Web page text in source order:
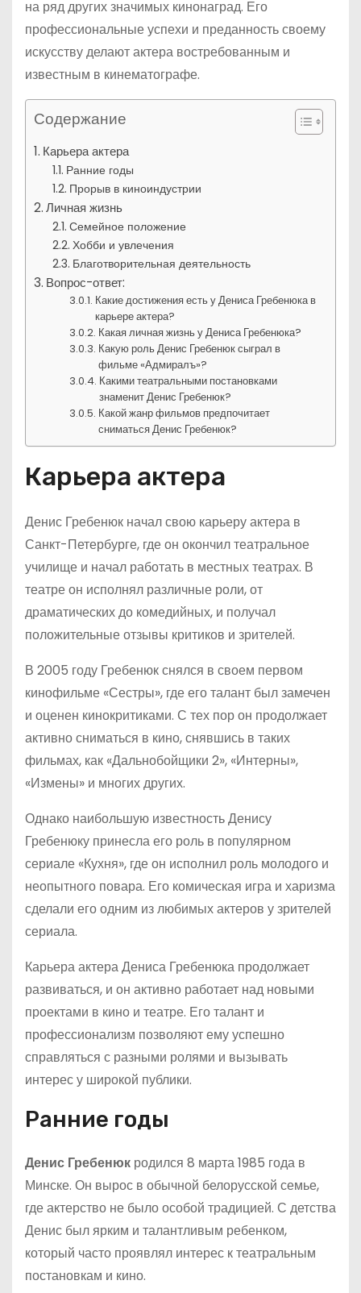
на ряд других значимых кинонаград. Его
профессиональные успехи и преданность своему
искусству делают актера востребованным и
известным в кинематографе.
Содержание
Карьера актера
Ранние годы
Прорыв в киноиндустрии
Личная жизнь
Семейное положение
Хобби и увлечения
Благотворительная деятельность
Вопрос-ответ:
Какие достижения есть у Дениса Гребенюка в
карьере актера?
Какая личная жизнь у Дениса Гребенюка?
Какую роль Денис Гребенюк сыграл в
фильме «Адмиралъ»?
Какими театральными постановками
знаменит Денис Гребенюк?
Какой жанр фильмов предпочитает
сниматься Денис Гребенюк?
Карьера актера
Денис Гребенюк начал свою карьеру актера в
Санкт-Петербурге, где он окончил театральное
училище и начал работать в местных театрах. В
театре он исполнял различные роли, от
драматических до комедийных, и получал
положительные отзывы критиков и зрителей.
В 2005 году Гребенюк снялся в своем первом
кинофильме «Сестры», где его талант был замечен
и оценен кинокритиками. С тех пор он продолжает
активно сниматься в кино, снявшись в таких
фильмах, как «Дальнобойщики 2», «Интерны»,
«Измены» и многих других.
Однако наибольшую известность Денису
Гребенюку принесла его роль в популярном
сериале «Кухня», где он исполнил роль молодого и
неопытного повара. Его комическая игра и харизма
сделали его одним из любимых актеров у зрителей
сериала.
Карьера актера Дениса Гребенюка продолжает
развиваться, и он активно работает над новыми
проектами в кино и театре. Его талант и
профессионализм позволяют ему успешно
справляться с разными ролями и вызывать
интерес у широкой публики.
Ранние годы
Денис Гребенюк родился 8 марта 1985 года в
Минске. Он вырос в обычной белорусской семье,
где актерство не было особой традицией. С детства
Денис был ярким и талантливым ребенком,
который часто проявлял интерес к театральным
постановкам и кино.